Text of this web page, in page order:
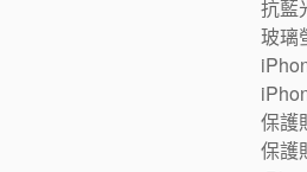
抗藍
玻璃
保護
保護